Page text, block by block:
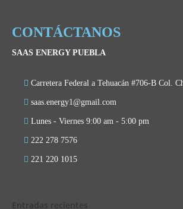
CONTÁCTANOS
SAAS ENERGY PUEBLA
Carretera Federal a Tehuacán #706-B Col.
saas.energy1@gmail.com
Lunes - Viernes 9:00 am - 5:00 pm
222 278 7576
221 220 1015
Entradas recientes